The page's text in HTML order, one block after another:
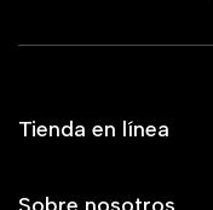
Tienda en línea